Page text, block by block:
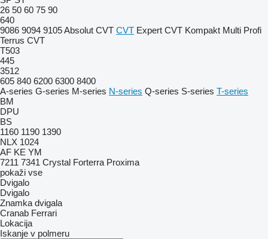
26 50 60 75 90
640
9086 9094 9105Absolut CVT CVT Expert CVT Kompakt Multi Profi
Terrus CVT
T503
445
3512
605 840 6200 6300 8400
A-series G-series M-series N-series Q-series S-series T-series
BM
DPU
BS
1160 1190 1390
NLX 1024
AF KE YM
7211 7341 Crystal Forterra Proxima
pokaži vse
Dvigalo
Dvigalo
Znamka dvigala
Cranab Ferrari
Lokacija
Iskanje v polmeru